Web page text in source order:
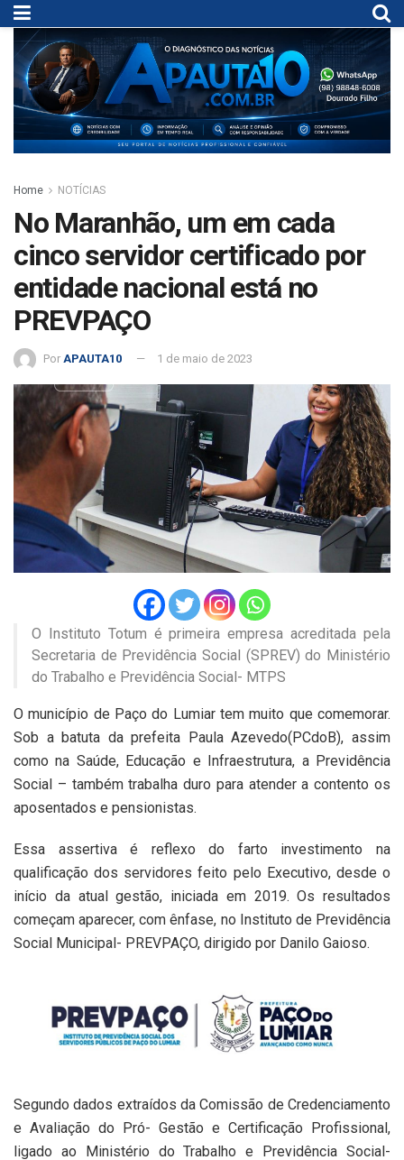
Home NOTÍCIAS
No Maranhão, um em cada
cinco servidor certificado por
entidade nacional está no
PREVPAÇO
Por APAUTA10 1 de maio de 2023
O Instituto Totum é primeira empresa acreditada pela
Secretaria de Previdência Social (SPREV) do Ministério
do Trabalho e Previdência Social- MTPS
O município de Paço do Lumiar tem muito que comemorar.
Sob a batuta da prefeita Paula Azevedo(PCdoB), assim
como na Saúde, Educação e Infraestrutura, a Previdência
Social – também trabalha duro para atender a contento os
aposentados e pensionistas.
Essa assertiva é reflexo do farto investimento na
qualificação dos servidores feito pelo Executivo, desde o
início da atual gestão, iniciada em 2019. Os resultados
começam aparecer, com ênfase, no Instituto de Previdência
Social Municipal- PREVPAÇO, dirigido por Danilo Gaioso.
Segundo dados extraídos da Comissão de Credenciamento
e Avaliação do Pró- Gestão e Certificação Profissional,
ligado ao Ministério do Trabalho e Previdência Social-